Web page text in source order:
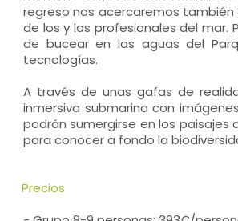
regreso nos acercaremos
de los y las profesionales del mar.
de bucear en las aguas del
tecnologías.
A través de unas gafas de
inmersiva submarina con
podrán sumergirse en los paisajes
para conocer a fondo la
Precios